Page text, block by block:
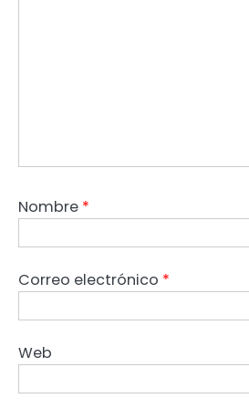
Nombre *
Correo electrónico *
Web